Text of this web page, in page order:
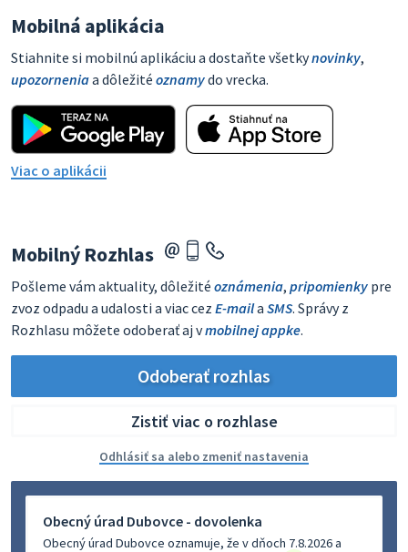
Mobilná aplikácia
Stiahnite si mobilnú aplikáciu a dostaňte všetkynovinky,
upozorneniaa dôležité oznamydo vrecka.
Viac o aplikácii
Mobilný Rozhlas
Pošleme vám aktuality, dôležité oznámenia, pripomienky pre
zvoz odpadu a udalosti a viac cez E-maila SMS. Správy z
Rozhlasu môžete odoberať aj vmobilnej appke.
Odoberať rozhlas
Zistiť viac o rozhlase
Odhlásiť sa alebo zmeniť nastavenia
Obecný úrad Dubovce - dovolenka
Obecný úrad Dubovce oznamuje, že v dňoch 7.8.2026 a